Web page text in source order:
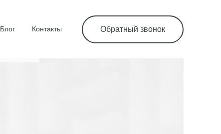
Обратный звонок
Блог Контакты